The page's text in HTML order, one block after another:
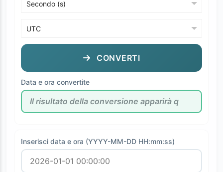
CONVERTI
Data e ora convertite
Inserisci data e ora (YYYY-MM-DD HH:mm:ss)